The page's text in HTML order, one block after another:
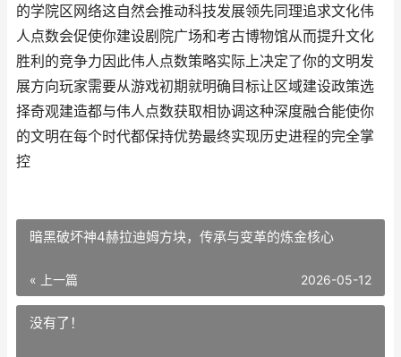
的学院区网络这自然会推动科技发展领先同理追求文化伟
人点数会促使你建设剧院广场和考古博物馆从而提升文化
胜利的竞争力因此伟人点数策略实际上决定了你的文明发
展方向玩家需要从游戏初期就明确目标让区域建设政策选
择奇观建造都与伟人点数获取相协调这种深度融合能使你
的文明在每个时代都保持优势最终实现历史进程的完全掌
控
暗黑破坏神4赫拉迪姆方块，传承与变革的炼金核心
« 上一篇 2026-05-12
没有了！